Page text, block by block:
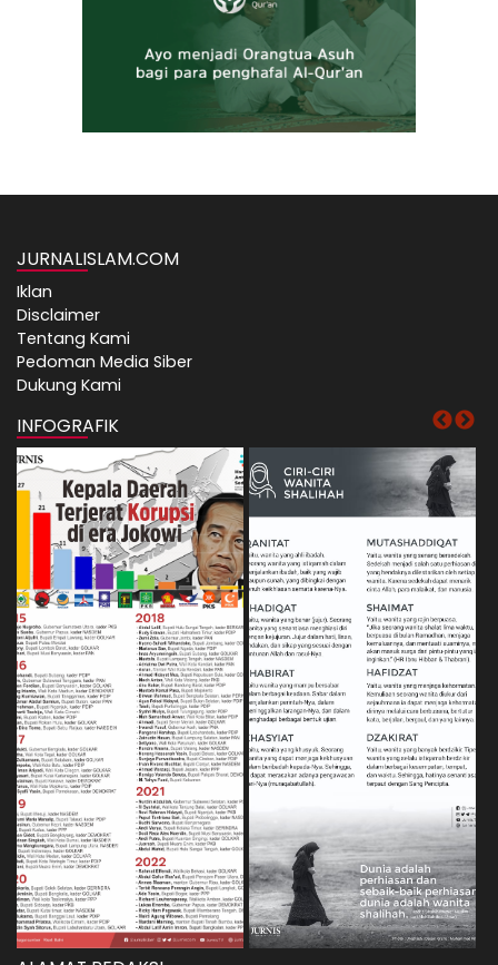
JURNALISLAM.COM
Iklan
Disclaimer
Tentang Kami
Pedoman Media Siber
Dukung Kami
INFOGRAFIK